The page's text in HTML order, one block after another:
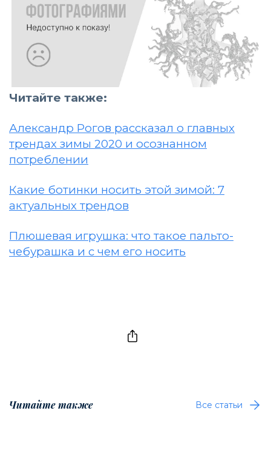
Читайте также:
Александр Рогов рассказал о главных
трендах зимы 2020 и осознанном
потреблении
Какие ботинки носить этой зимой: 7
актуальных трендов
Плюшевая игрушка: что такое пальто-
чебурашка и с чем его носить
Читайте также Все статьи